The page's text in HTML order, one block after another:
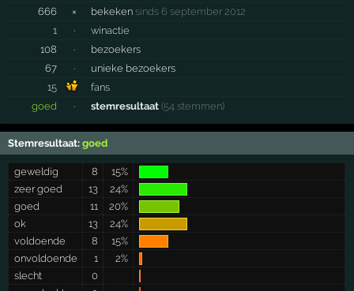
666
× bekeken sinds 6 september 2012
1
·
winactie
108
·
bezoekers
67
·
unieke bezoekers
15
fans
goed
· stemresultaat (54 stemmen)
Stemresultaat:goed
geweldig 8
15%
zeer goed
13
24%
goed
11
20%
ok
13
24%
voldoende
8
15%
onvoldoende
1
2%
slecht
0